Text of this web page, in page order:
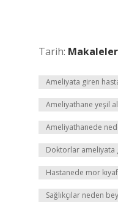
Tarih: Makaleler
Ameliyata giren
Ameliyathane yeşil
Ameliyathanede
Doktorlar ameliyata
Hastanede mor
Sağlıkçılar neden